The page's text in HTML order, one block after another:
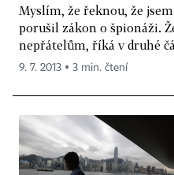
Myslím, že řeknou, že
porušil zákon o špionáži.
nepřátelům, říká v druhé
9. 7. 2013 ▪ 3 min. čtení